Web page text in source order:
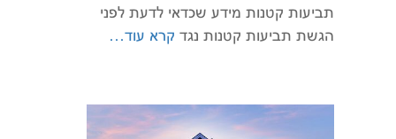
תביעות קטנות מידע שכדאי לדעת לפני
הגשת תביעות קטנות נגד קרא עוד…